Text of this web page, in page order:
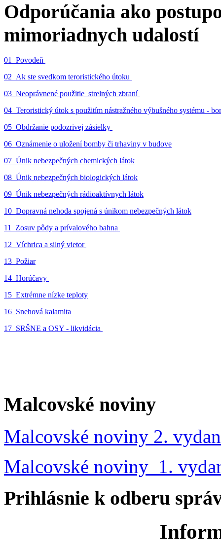
Odporúčania ako
mimoriadnych udalostí
01_Povodeň
02_Ak ste svedkom teroristického útoku
03_Neoprávnené použitie strelných zbraní
04_Teroristický útok s použitím nástražného výbušného systému -
05_Obdržanie podozrivej zásielky
06_Oznámenie o uložení bomby či trhaviny v budove
07_Únik nebezpečných chemických látok
08_Únik nebezpečných biologických látok
09_Únik nebezpečných rádioaktívnych látok
10_Dopravná nehoda spojená s únikom nebezpečných látok
11_Zosuv pôdy a prívalového bahna
12_Víchrica a silný vietor
13_Požiar
14_Horúčavy
15_Extrémne nízke teploty
16_Snehová kalamita
17_SRŠNE a OSY - likvidácia
Malcovské noviny
Malcovské noviny 2.
Malcovské noviny 1.
Prihlásnie k odberu